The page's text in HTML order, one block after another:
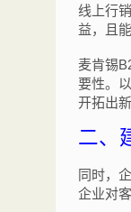
线上行
益，且
麦肯锡
要性。
开拓出
二、
同时，
企业对